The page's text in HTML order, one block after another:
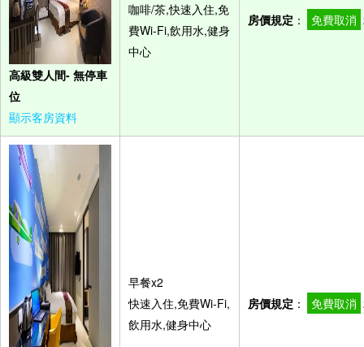
高級雙人間- 無停車
位
顯示客房資料
咖啡/茶,快速入住,免
費Wi-Fi,飲用水,健身
中心
房價規定 ： 免費取消
早餐x2
快速入住,免費Wi-Fi,
飲用水,健身中心
房價規定 ： 免費取消